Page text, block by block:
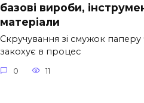
базові вироби,
матеріали
Скручування зі смужок паперу
закохує в процес
0 11